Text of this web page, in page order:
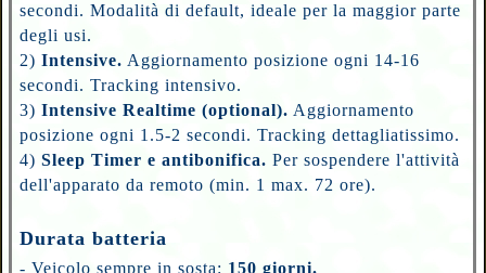
secondi. Modalità di default, ideale per la maggior parte
degli usi.
2)Intensive. Aggiornamento posizione ogni 14-16
secondi. Tracking intensivo.
3)Intensive Realtime (optional). Aggiornamento
posizione ogni 1.5-2 secondi. Tracking dettagliatissimo.
4)Sleep Timer e antibonifica. Per sospendere l'attività
dell'apparato da remoto (min. 1 max. 72 ore).
Durata batteria
- Veicolo sempre in sosta: 150 giorni.